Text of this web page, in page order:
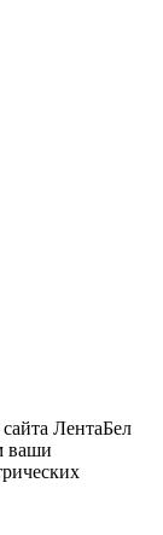
ЛентаБел
ваши